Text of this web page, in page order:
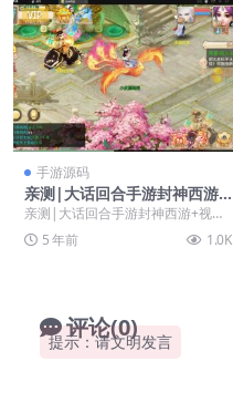
VIP
手游源码
亲测|大话回合手游封神西游
+视频教程|Win手工服务端
+安卓+运营后台
亲测|大话回合手游封神西游+视频
教程|Win手工服务端+安卓+运营后
台 &nbs...
5 年前 1.0K
评论(0)
提示：请文明发言